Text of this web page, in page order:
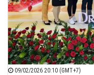
09/02/2026 20:10 (GMT+7)